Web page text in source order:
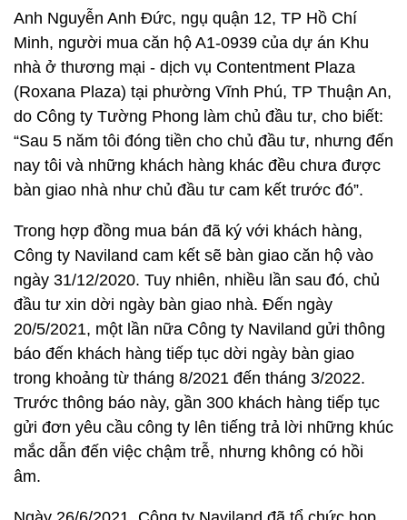
Anh Nguyễn Anh Đức, ngụ quận 12, TP Hồ Chí
Minh, người mua căn hộ A1-0939 của dự án Khu
nhà ở thương mại - dịch vụ Contentment Plaza
(Roxana Plaza) tại phường Vĩnh Phú, TP Thuận An,
do Công ty Tường Phong làm chủ đầu tư, cho biết:
“Sau 5 năm tôi đóng tiền cho chủ đầu tư, nhưng đến
nay tôi và những khách hàng khác đều chưa được
bàn giao nhà như chủ đầu tư cam kết trước đó”.
Trong hợp đồng mua bán đã ký với khách hàng,
Công ty Naviland cam kết sẽ bàn giao căn hộ vào
ngày 31/12/2020. Tuy nhiên, nhiều lần sau đó, chủ
đầu tư xin dời ngày bàn giao nhà. Đến ngày
20/5/2021, một lần nữa Công ty Naviland gửi thông
báo đến khách hàng tiếp tục dời ngày bàn giao
trong khoảng từ tháng 8/2021 đến tháng 3/2022.
Trước thông báo này, gần 300 khách hàng tiếp tục
gửi đơn yêu cầu công ty lên tiếng trả lời những khúc
mắc dẫn đến việc chậm trễ, nhưng không có hồi
âm.